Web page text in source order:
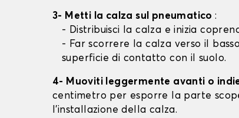
3- Metti la calza sul pneumatico:
- Distribuisci la calza e inizia
- Far scorrere la calza verso il
superficie di contatto con il suolo.
4- Muoviti leggermente avanti o
centimetro per esporre la parte
l'installazione della calza.